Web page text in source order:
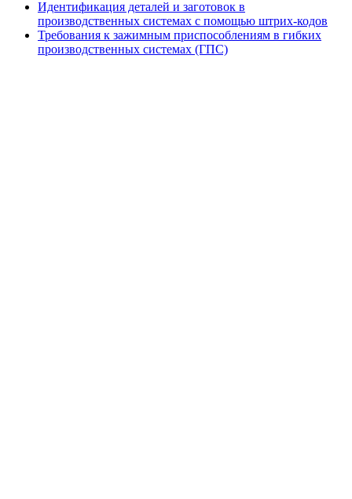
Идентификация деталей и заготовок в
производственных системах с помощью штрих-кодов
Требования к зажимным приспособлениям в гибких
производственных системах (ГПС)